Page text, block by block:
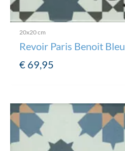
20x20 cm
Revoir Paris Benoit Bleu
€ 69,95